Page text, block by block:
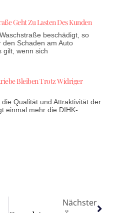
Geht Zu Lasten Des Kunden
beschädigt, so
Schaden am Auto
gilt, wenn sich
Bleiben Trotz Widriger
Qualität und Attraktivität der
einmal mehr die DIHK-
Nächster